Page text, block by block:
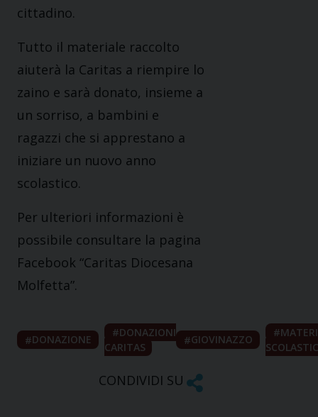
cittadino.
Tutto il materiale raccolto
aiuterà la Caritas a riempire lo
zaino e sarà donato, insieme a
un sorriso, a bambini e
ragazzi che si apprestano a
iniziare un nuovo anno
scolastico.
Per ulteriori informazioni è
possibile consultare la pagina
Facebook “Caritas Diocesana
Molfetta”.
DONAZIONE
DONAZIONI
CARITAS
GIOVINAZZO
CONDIVIDI SU